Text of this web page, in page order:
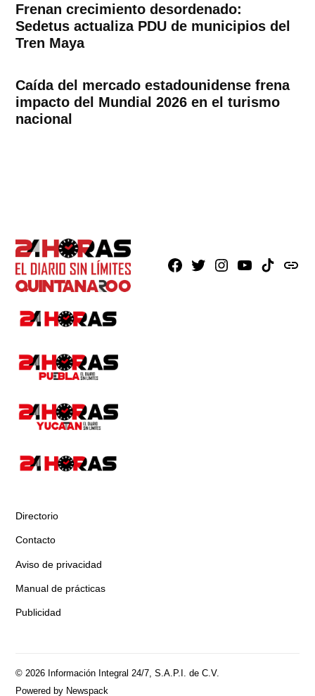
Frenan crecimiento desordenado:
Sedetus actualiza PDU de municipios del
Tren Maya
Caída del mercado estadounidense frena
impacto del Mundial 2026 en el turismo
nacional
Facebook
X Instagram
YoutubeTikTokissuu
Directorio
Contacto
Aviso de privacidad
Manual de prácticas
Publicidad
© 2026 Información Integral 24/7, S.A.P.I. de C.V.
Powered by Newspack